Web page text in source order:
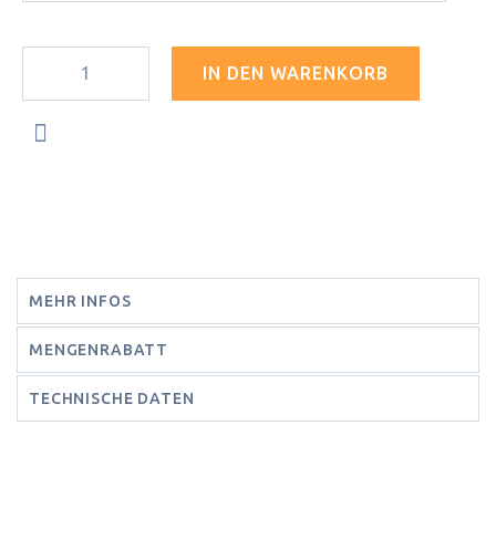
IN DEN WARENKORB
MEHR INFOS
MENGENRABATT
TECHNISCHE DATEN